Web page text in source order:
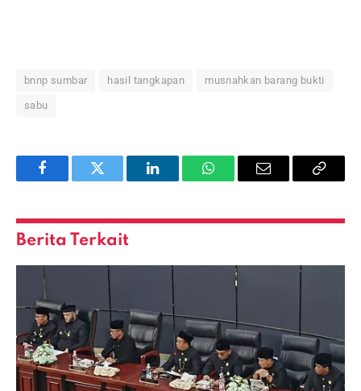
bnnp sumbar hasil tangkapan musnahkan barang bukti
sabu
FacebookTwitter LinkedInWhatsAppEmail
Copy
Berita Terkait